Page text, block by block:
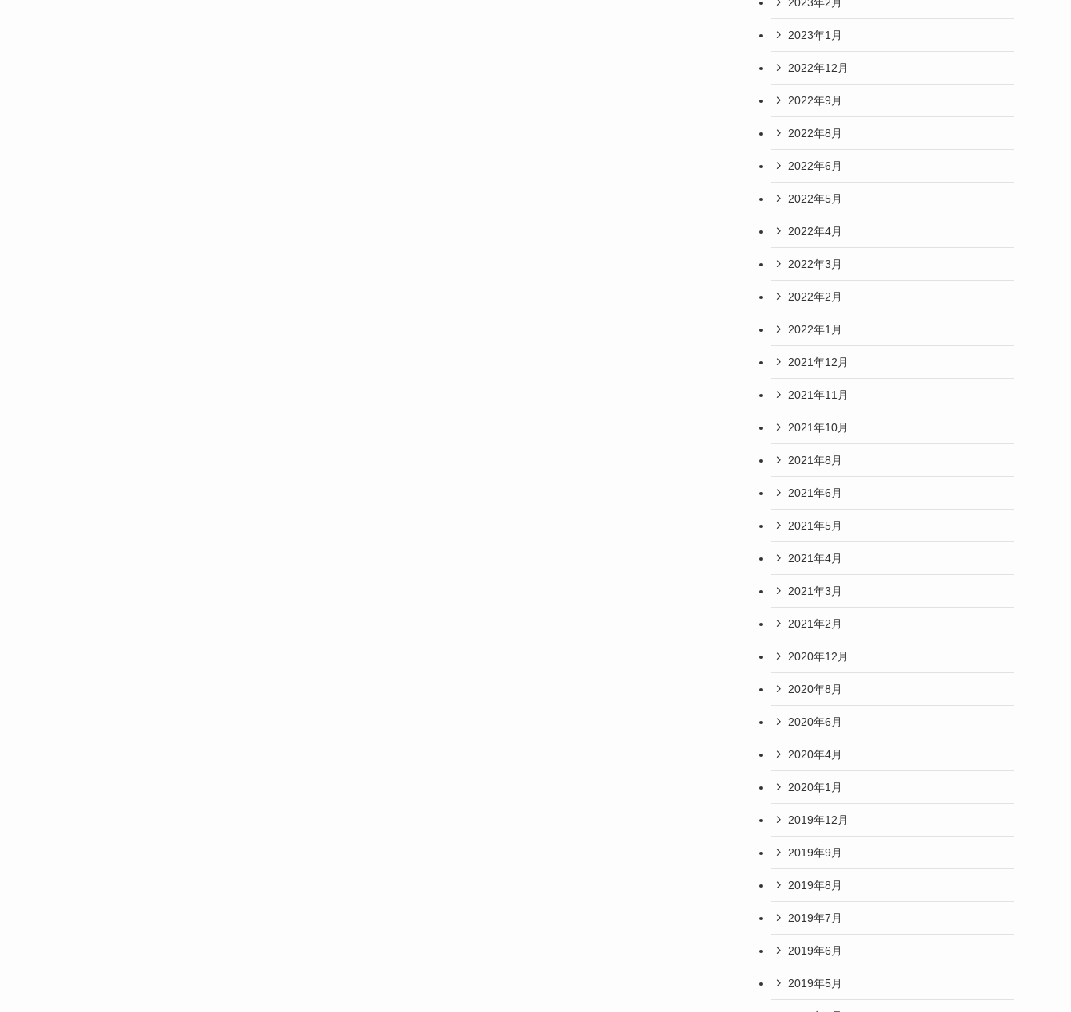
2023年1月
2022年12月
2022年9月
2022年8月
2022年6月
2022年5月
2022年4月
2022年3月
2022年2月
2022年1月
2021年12月
2021年11月
2021年10月
2021年8月
2021年6月
2021年5月
2021年4月
2021年3月
2021年2月
2020年12月
2020年8月
2020年6月
2020年4月
2020年1月
2019年12月
2019年9月
2019年8月
2019年7月
2019年6月
2019年5月